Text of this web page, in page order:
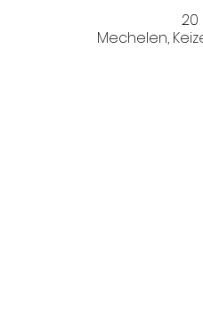
20
Mechelen,